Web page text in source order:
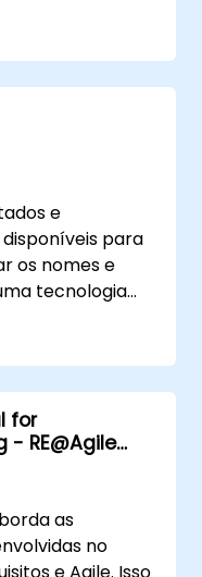
de análise
e causalidade
e baseados em
achados
tomadores de
e
para
os nomes e
tecnologia
gastos
do
dois objetivos:
padrões
permite
específicos
custos,
e gerar um
for
- RE@Agile
as
no
e Agile. Isso